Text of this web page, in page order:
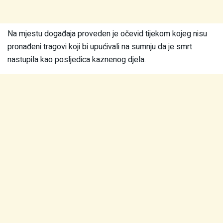
Na mjestu događaja proveden je očevid tijekom kojeg nisu
pronađeni tragovi koji bi upućivali na sumnju da je smrt
nastupila kao posljedica kaznenog djela.